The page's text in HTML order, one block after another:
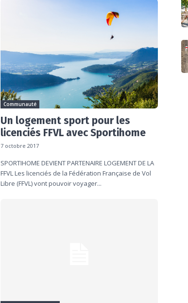
Communauté
Un logement sport pour les
licenciés FFVL avec Sportihome
7 octobre 2017
SPORTIHOME DEVIENT PARTENAIRE LOGEMENT DE LA
FFVL Les licenciés de la Fédération Française de Vol
Libre (FFVL) vont pouvoir voyager...